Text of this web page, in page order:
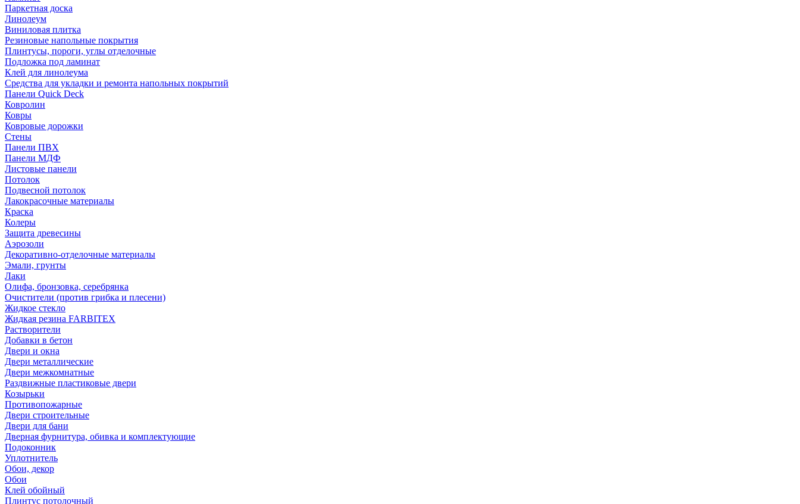
Паркетная доска
Линолеум
Виниловая плитка
Резиновые напольные покрытия
Плинтусы, пороги, углы отделочные
Подложка под ламинат
Клей для линолеума
Средства для укладки и ремонта напольных покрытий
Панели Quick Deck
Ковролин
Ковры
Ковровые дорожки
Стены
Панели ПВХ
Панели МДФ
Листовые панели
Потолок
Подвесной потолок
Лакокрасочные материалы
Краска
Колеры
Защита древесины
Аэрозоли
Декоративно-отделочные материалы
Эмали, грунты
Лаки
Олифа, бронзовка, серебрянка
Очистители (против грибка и плесени)
Жидкое стекло
Жидкая резина FARBITEX
Растворители
Добавки в бетон
Двери и окна
Двери металлические
Двери межкомнатные
Раздвижные пластиковые двери
Козырьки
Противопожарные
Двери строительные
Двери для бани
Дверная фурнитура, обивка и комплектующие
Подоконник
Уплотнитель
Обои, декор
Обои
Клей обойный
Плинтус потолочный